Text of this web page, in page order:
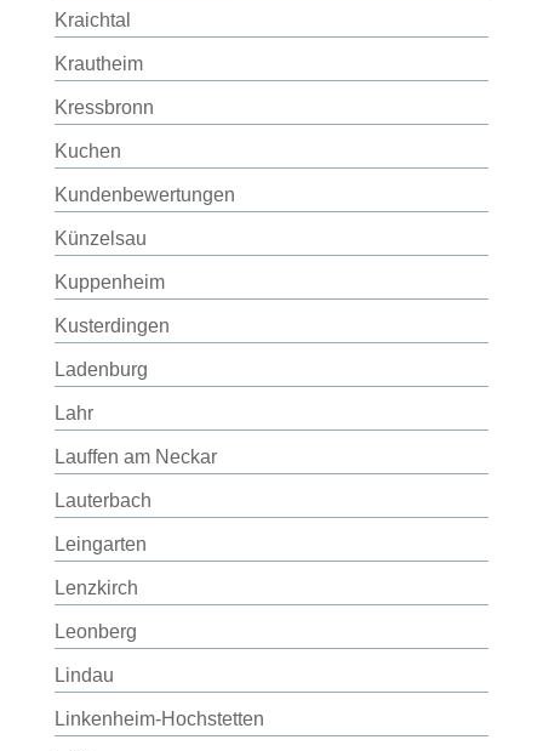
Kraichtal
Krautheim
Kressbronn
Kuchen
Kundenbewertungen
Künzelsau
Kuppenheim
Kusterdingen
Ladenburg
Lahr
Lauffen am Neckar
Lauterbach
Leingarten
Lenzkirch
Leonberg
Lindau
Linkenheim-Hochstetten